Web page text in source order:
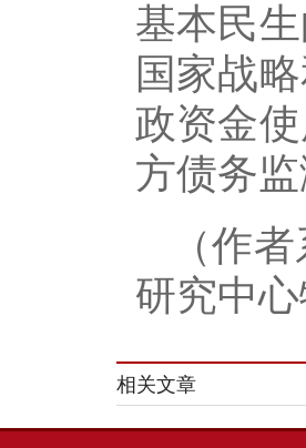
基本民
国家战
政资金
方债务
（作
研究中
相关文章